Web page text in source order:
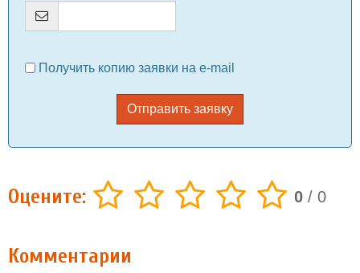
Получить копию заявки на e-mail
Отправить заявку
Оцените: 0 / 0
Комментарии